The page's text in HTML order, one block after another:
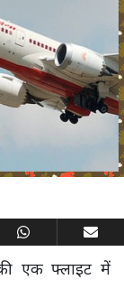
की एक फ्लाइट में